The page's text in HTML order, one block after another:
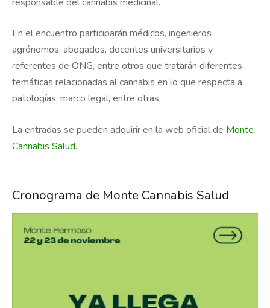
En el encuentro participarán médicos, ingenieros
agrónomos, abogados, docentes universitarios y
referentes de ONG, entre otros que tratarán diferentes
temáticas relacionadas al cannabis en lo que respecta a
patologías, marco legal, entre otras.
La entradas se pueden adquirir en la web oficial de Monte
Cannabis Salud.
Cronograma de Monte Cannabis Salud